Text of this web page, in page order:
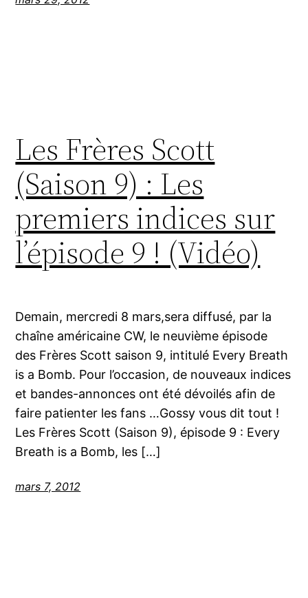
Les Frères Scott
(Saison 9) : Les
premiers indices sur
l’épisode 9 ! (Vidéo)
Demain, mercredi 8 mars,sera diffusé, par la
chaîne américaine CW, le neuvième épisode
des Frères Scott saison 9, intitulé Every Breath
is a Bomb. Pour l’occasion, de nouveaux indices
et bandes-annonces ont été dévoilés afin de
faire patienter les fans …Gossy vous dit tout !
Les Frères Scott (Saison 9), épisode 9 : Every
Breath is a Bomb, les […]
mars 7, 2012